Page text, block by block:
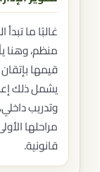
غالبًا ما
منظم، وهنا
قيمها
يشمل ذلك
وتدريب
مراحلها
قانونية.